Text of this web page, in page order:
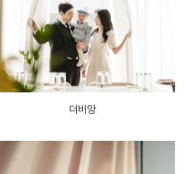
더비앙